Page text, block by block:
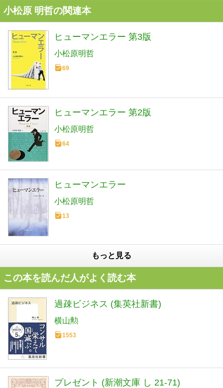
小松原 明哲の関連本
ヒューマンエラー 第3版
小松原明哲
69
ヒューマンエラー 第2版
小松原明哲
64
ヒューマンエラー
小松原明哲
13
もっと見る
この本を読んだ人がよく読む本
過疎ビジネス (集英社新書)
横山勲
1553
プレゼント (新潮文庫 し 21-71)